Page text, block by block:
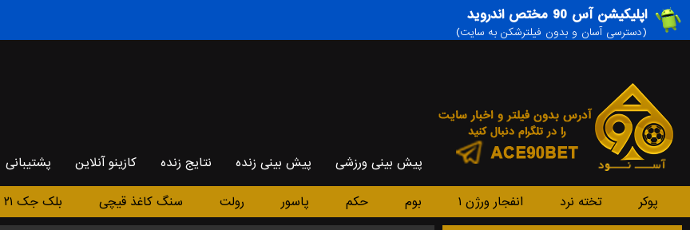
اپلیکیشن آس 90 مختص اندروید
(دسترسی آسان و بدون فیلترشکن به سایت)
پیش بینی ورزشی پیش بینی زنده نتایج زنده کازینو آنلاین پشتیبانی
پوکر تخته نرد انفجار ورژن ۱ بوم حکم پاسور رولت سنگ کاغذ قیچی بلک جک ۲۱